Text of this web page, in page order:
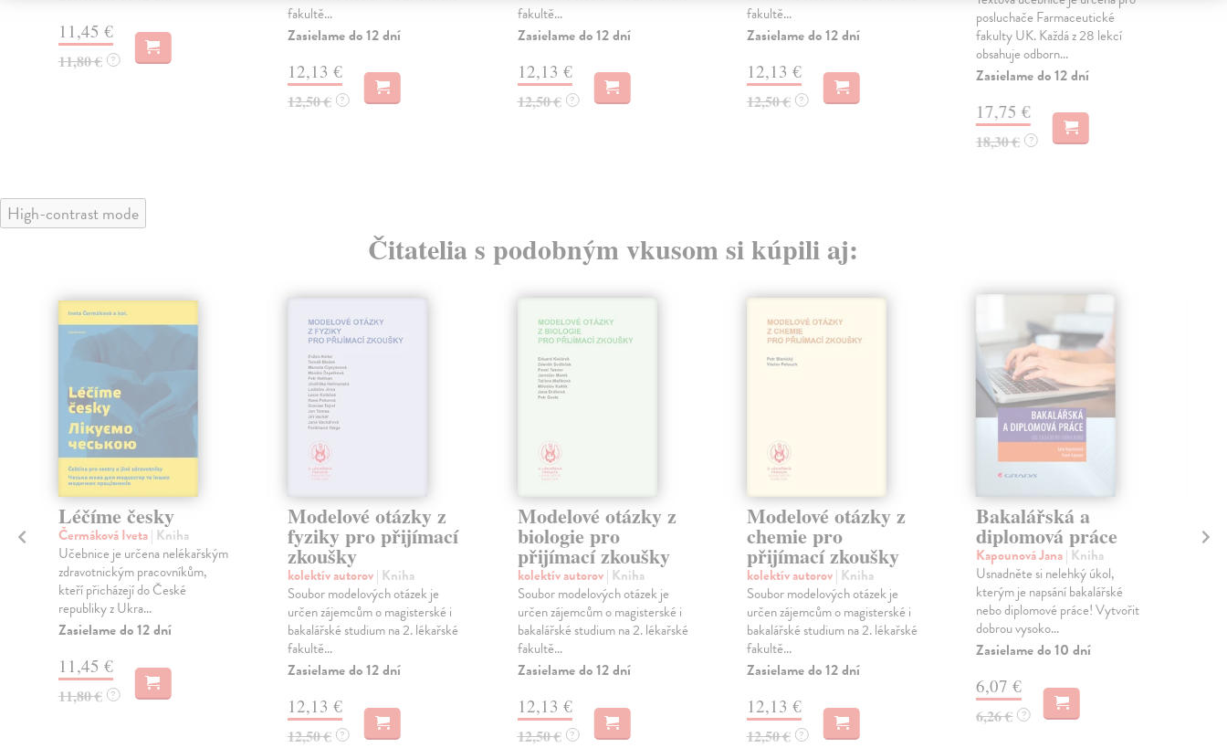
11,45 €
11,80 € ?
fakultě...
Zasielame do 12 dní
12,13 €
12,50 € ?
fakultě...
Zasielame do 12 dní
12,13 €
12,50 € ?
fakultě...
Zasielame do 12 dní
12,13 €
12,50 € ?
posluchače Farmaceutické
fakulty UK. Každá z 28 lekcí
obsahuje odborn...
Zasielame do 12 dní
17,75 €
18,30 € ?
High-contrast mode
Čitatelia s podobným vkusom si kúpili aj:
Léčíme česky
Čermáková Iveta| Kniha
Učebnice je určena nelékařským
zdravotnickým pracovníkům,
kteří přicházejí do České
republiky z Ukra...
Zasielame do 12 dní
11,45 €
11,80 € ?
Modelové otázky z
fyziky pro přijímací
zkoušky
kolektív autorov| Kniha
Soubor modelových otázek je
určen zájemcům o magisterské i
bakalářské studium na 2. lékařské
fakultě...
Zasielame do 12 dní
12,13 €
12,50 € ?
Modelové otázky z
biologie pro
přijímací zkoušky
kolektív autorov| Kniha
Soubor modelových otázek je
určen zájemcům o magisterské i
bakalářské studium na 2. lékařské
fakultě...
Zasielame do 12 dní
12,13 €
12,50 € ?
Modelové otázky z
chemie pro
přijímací zkoušky
kolektív autorov| Kniha
Soubor modelových otázek je
určen zájemcům o magisterské i
bakalářské studium na 2. lékařské
fakultě...
Zasielame do 12 dní
12,13 €
12,50 € ?
Bakalářská a
diplomová práce
Kapounová Jana| Kniha
Usnadněte si nelehký úkol,
kterým je napsání bakalářské
nebo diplomové práce! Vytvořit
dobrou vysoko...
Zasielame do 10 dní
6,07 €
6,26 € ?